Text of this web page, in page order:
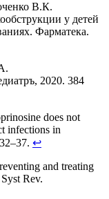
В.К.
у детей
Фарматека.
2020. 384
does not
infections in
↩
and treating
Rev.